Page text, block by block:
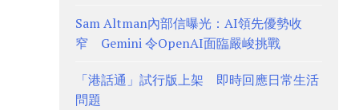
Sam Altman內部信曝光：AI領先優勢收
窄 Gemini 令OpenAI面臨嚴峻挑戰
「港話通」試行版上架 即時回應日常生活
問題